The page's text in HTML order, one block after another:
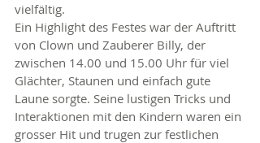
vielfältig.
Ein Highlight des Festes war der Auftritt
von Clown und Zauberer Billy, der
zwischen 14.00 und 15.00 Uhr für viel
Glächter, Staunen und einfach gute
Laune sorgte. Seine lustigen Tricks und
Interaktionen mit den Kindern waren ein
grosser Hit und trugen zur festlichen